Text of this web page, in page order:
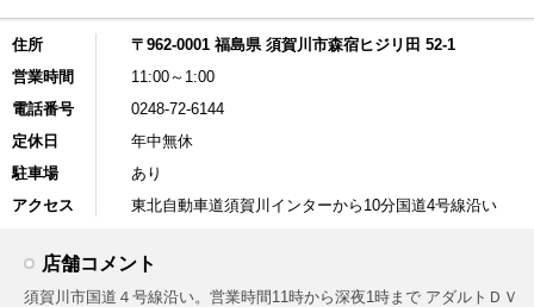
住所
〒962-0001 福島県 須賀川市森宿ヒジリ田 52-1
営業時間
11:00～1:00
電話番号
0248-72-6144
定休日
年中無休
駐車場
あり
アクセス
東北自動車道須賀川インターから10分国道4号線沿い
店舗コメント
須賀川市国道４号線沿い。営業時間11時から深夜1時まで アダルトＤＶ